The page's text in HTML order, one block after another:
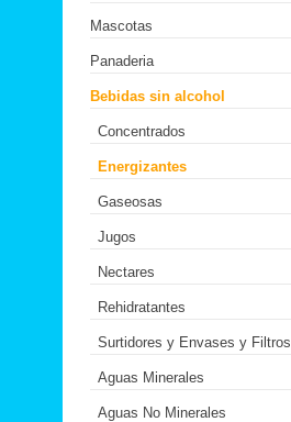
Mascotas
Panaderia
Bebidas sin alcohol
Concentrados
Energizantes
Gaseosas
Jugos
Nectares
Rehidratantes
Surtidores y Envases y Filtros
Aguas Minerales
Aguas No Minerales